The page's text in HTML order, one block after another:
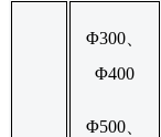
Φ300、
Φ400
Φ500、